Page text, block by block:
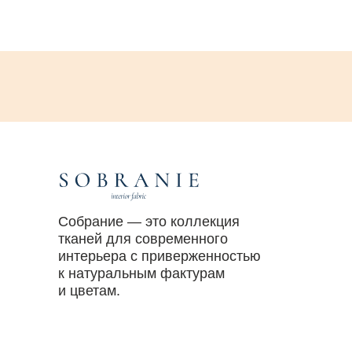
Собрание — это коллекция
тканей для современного
интерьера с приверженностью
к натуральным фактурам
и цветам.